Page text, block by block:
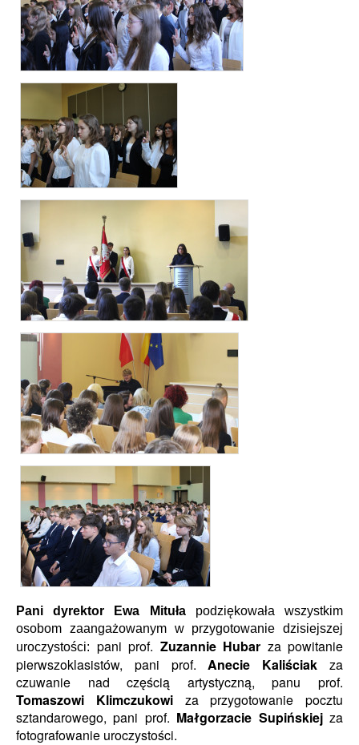
Pani dyrektor Ewa Mitułapodziękowała wszystkim
osobom zaangażowanym w przygotowanie dzisiejszej
uroczystości: pani prof. Zuzannie Hubar za powitanie
pierwszoklasistów, pani prof.Anecie Kaliściak za
czuwanie nad częścią artystyczną, panu prof.
Tomaszowi Klimczukowiza przygotowanie pocztu
sztandarowego, pani prof. Małgorzacie Supińskiejza
fotografowanie uroczystości.